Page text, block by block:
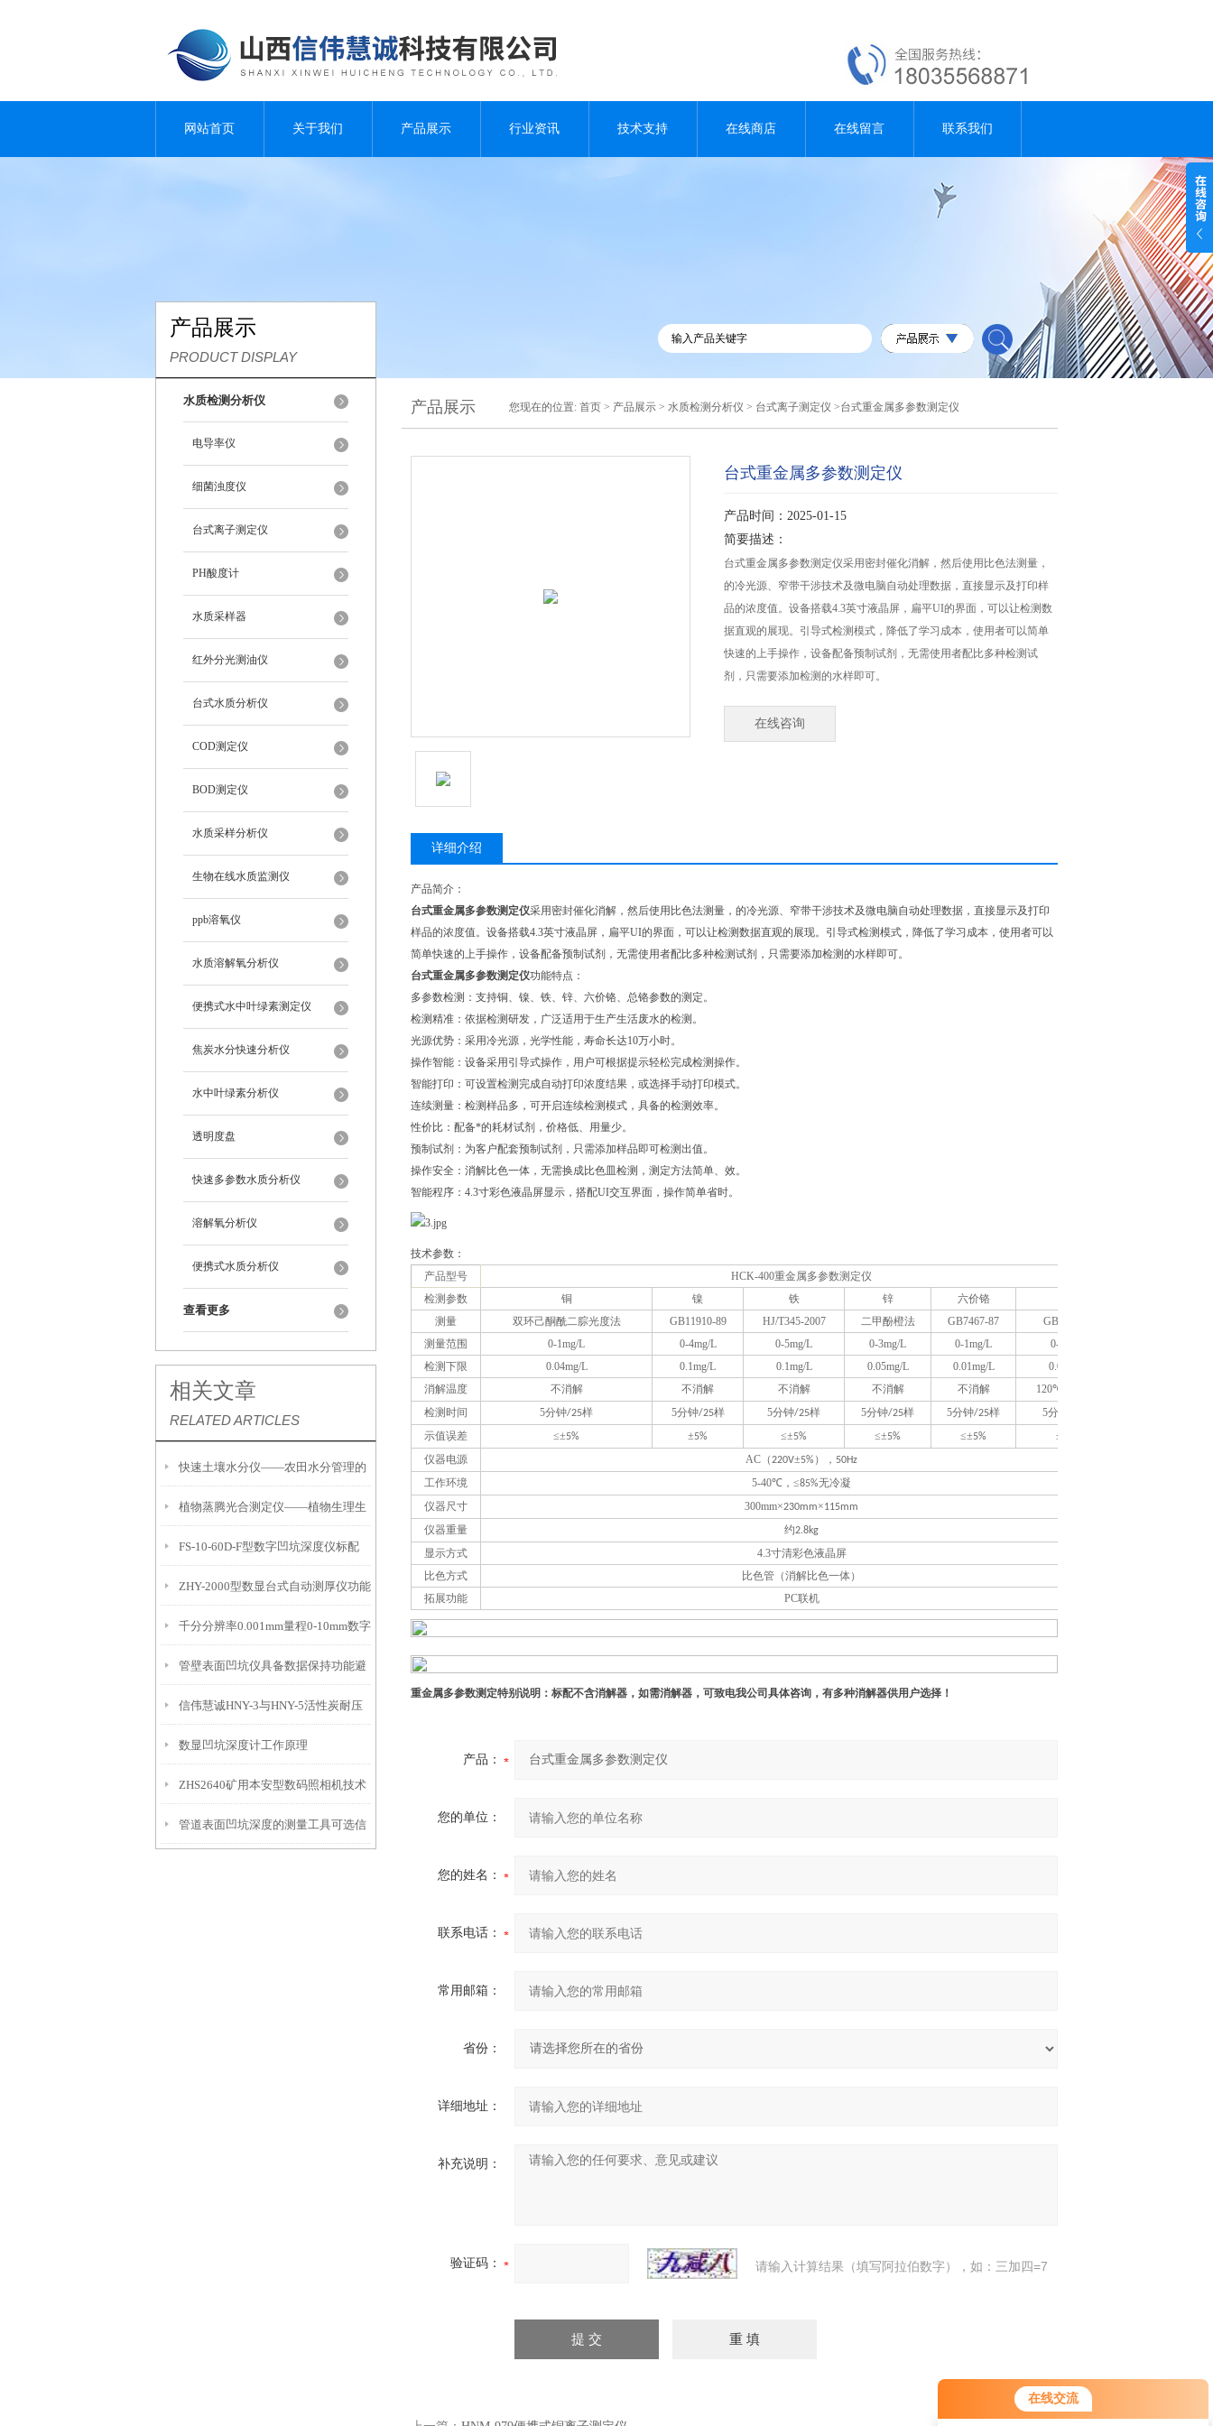
在线交流
您好！欢迎前来咨询，很高兴为您
服务，请问您要咨询什么问题呢？
网站首页 关于我们 产品展示 行业资讯 技术支持 在线商店 在线留言 联系我们
产品展示
PRODUCT DISPLAY
水质检测分析仪
电导率仪
细菌浊度仪
台式离子测定仪
PH酸度计
水质采样器
红外分光测油仪
台式水质分析仪
COD测定仪
BOD测定仪
水质采样分析仪
生物在线水质监测仪
ppb溶氧仪
水质溶解氧分析仪
便携式水中叶绿素测定仪
焦炭水分快速分析仪
水中叶绿素分析仪
透明度盘
快速多参数水质分析仪
溶解氧分析仪
便携式水质分析仪
查看更多
相关文章
RELATED ARTICLES
快速土壤水分仪——农田水分管理的
便携式检测工具
植物蒸腾光合测定仪——植物生理生
态的实时监测设备
FS-10-60D-F型数字凹坑深度仪标配
IP54级表头分辨率0.01mm量程
10mm！
ZHY-2000型数显台式自动测厚仪功能
特点
千分分辨率0.001mm量程0-10mm数字
埋头度仪技术参数！
管壁表面凹坑仪具备数据保持功能避
免测试过程中测针移动导致数据变动
信伟慧诚HNY-3与HNY-5活性炭耐压
强度测定仪技术参数！
数显凹坑深度计工作原理
ZHS2640矿用本安型数码照相机技术
参数！
管道表面凹坑深度的测量工具可选信
产品展示 您现在的位置: 首页 > 产品展示 > 水质检测分析仪 > 台式离子测定仪 >台式重金属多参数测定仪
台式重金属多参数测定仪
产品时间：2025-01-15
简要描述：
台式重金属多参数测定仪采用密封催化消解，然后使用比色法测量，
的冷光源、窄带干涉技术及微电脑自动处理数据，直接显示及打印样
品的浓度值。设备搭载4.3英寸液晶屏，扁平UI的界面，可以让检测数
据直观的展现。引导式检测模式，降低了学习成本，使用者可以简单
快速的上手操作，设备配备预制试剂，无需使用者配比多种检测试
剂，只需要添加检测的水样即可。
在线咨询
详细介绍
产品简介：
台式重金属多参数测定仪采用密封催化消解，然后使用比色法测量，的冷光源、窄带干涉技术及微电脑自动处理数据，直接显示及打印
样品的浓度值。设备搭载4.3英寸液晶屏，扁平UI的界面，可以让检测数据直观的展现。引导式检测模式，降低了学习成本，使用者可以
简单快速的上手操作，设备配备预制试剂，无需使用者配比多种检测试剂，只需要添加检测的水样即可。
台式重金属多参数测定仪功能特点：
多参数检测：支持铜、镍、铁、锌、六价铬、总铬参数的测定。
检测精准：依据检测研发，广泛适用于生产生活废水的检测。
光源优势：采用冷光源，光学性能，寿命长达10万小时。
操作智能：设备采用引导式操作，用户可根据提示轻松完成检测操作。
智能打印：可设置检测完成自动打印浓度结果，或选择手动打印模式。
连续测量：检测样品多，可开启连续检测模式，具备的检测效率。
性价比：配备*的耗材试剂，价格低、用量少。
预制试剂：为客户配套预制试剂，只需添加样品即可检测出值。
操作安全：消解比色一体，无需换成比色皿检测，测定方法简单、效。
智能程序：4.3寸彩色液晶屏显示，搭配UI交互界面，操作简单省时。
技术参数：
产品型号
HCK-400重金属多参数测定仪
检测参数
铜 镍 铁 锌 六价铬
测量
双环己酮酰二腙光度法 GB11910-89 HJ/T345-2007 二甲酚橙法 GB7467-87
GB7466-87
测量范围
0-1mg/L 0-4mg/L 0-5mg/L 0-3mg/L 0-1mg/L
0-1mg/L
检测下限
0.04mg/L 0.1mg/L 0.1mg/L 0.05mg/L 0.01mg/L
0.01mg/L
消解温度
不消解 不消解 不消解 不消解 不消解 120℃，
检测时间 5分钟/25样 5分钟/25样 5分钟/25样 5分钟/25样 5分钟/25样 5分钟
示值误差
≤±5% ±5% ≤±5% ≤±5% ≤±5% ≤±
仪器电源 AC（220V±5% ）， 50Hz
工作环境 5-40℃，≤85%无冷凝
仪器尺寸
300mm×230mm×115mm
仪器重量 约2.8kg
显示方式
4.3寸清彩色液晶屏
比色方式
比色管（消解比色一体）
拓展功能
PC联机
重金属多参数测定特别说明：标配不含消解器，如需消解器，可致电我公司具体咨询，有多种消解器供用户选择！
产品：
您的单位：
您的姓名：
联系电话：
常用邮箱：
省份：
详细地址：
补充说明：
验证码： 请输入计算结果（填写阿拉伯数字），如：三加四=7